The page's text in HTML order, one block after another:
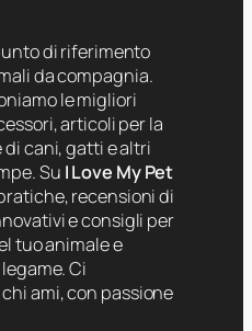
di riferimento
da compagnia.
le migliori
articoli per la
di cani, gatti e altri
Su I Love My Pet
recensioni di
e consigli per
tuo animale e
Ci
ami, con passione